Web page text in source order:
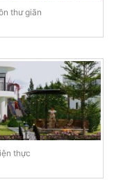
thư giãn
thực